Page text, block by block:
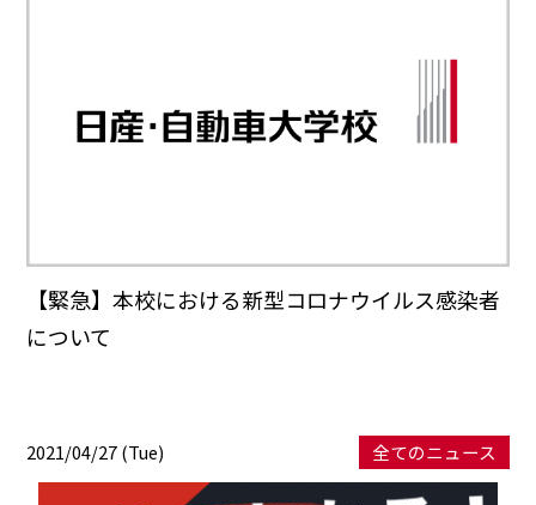
【緊急】本校における新型コロナウイルス感染者
について
2021/04/27 (Tue) 全てのニュース